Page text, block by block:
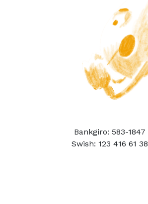
Bankgiro: 583-1847
Swish: 123 416 61 38